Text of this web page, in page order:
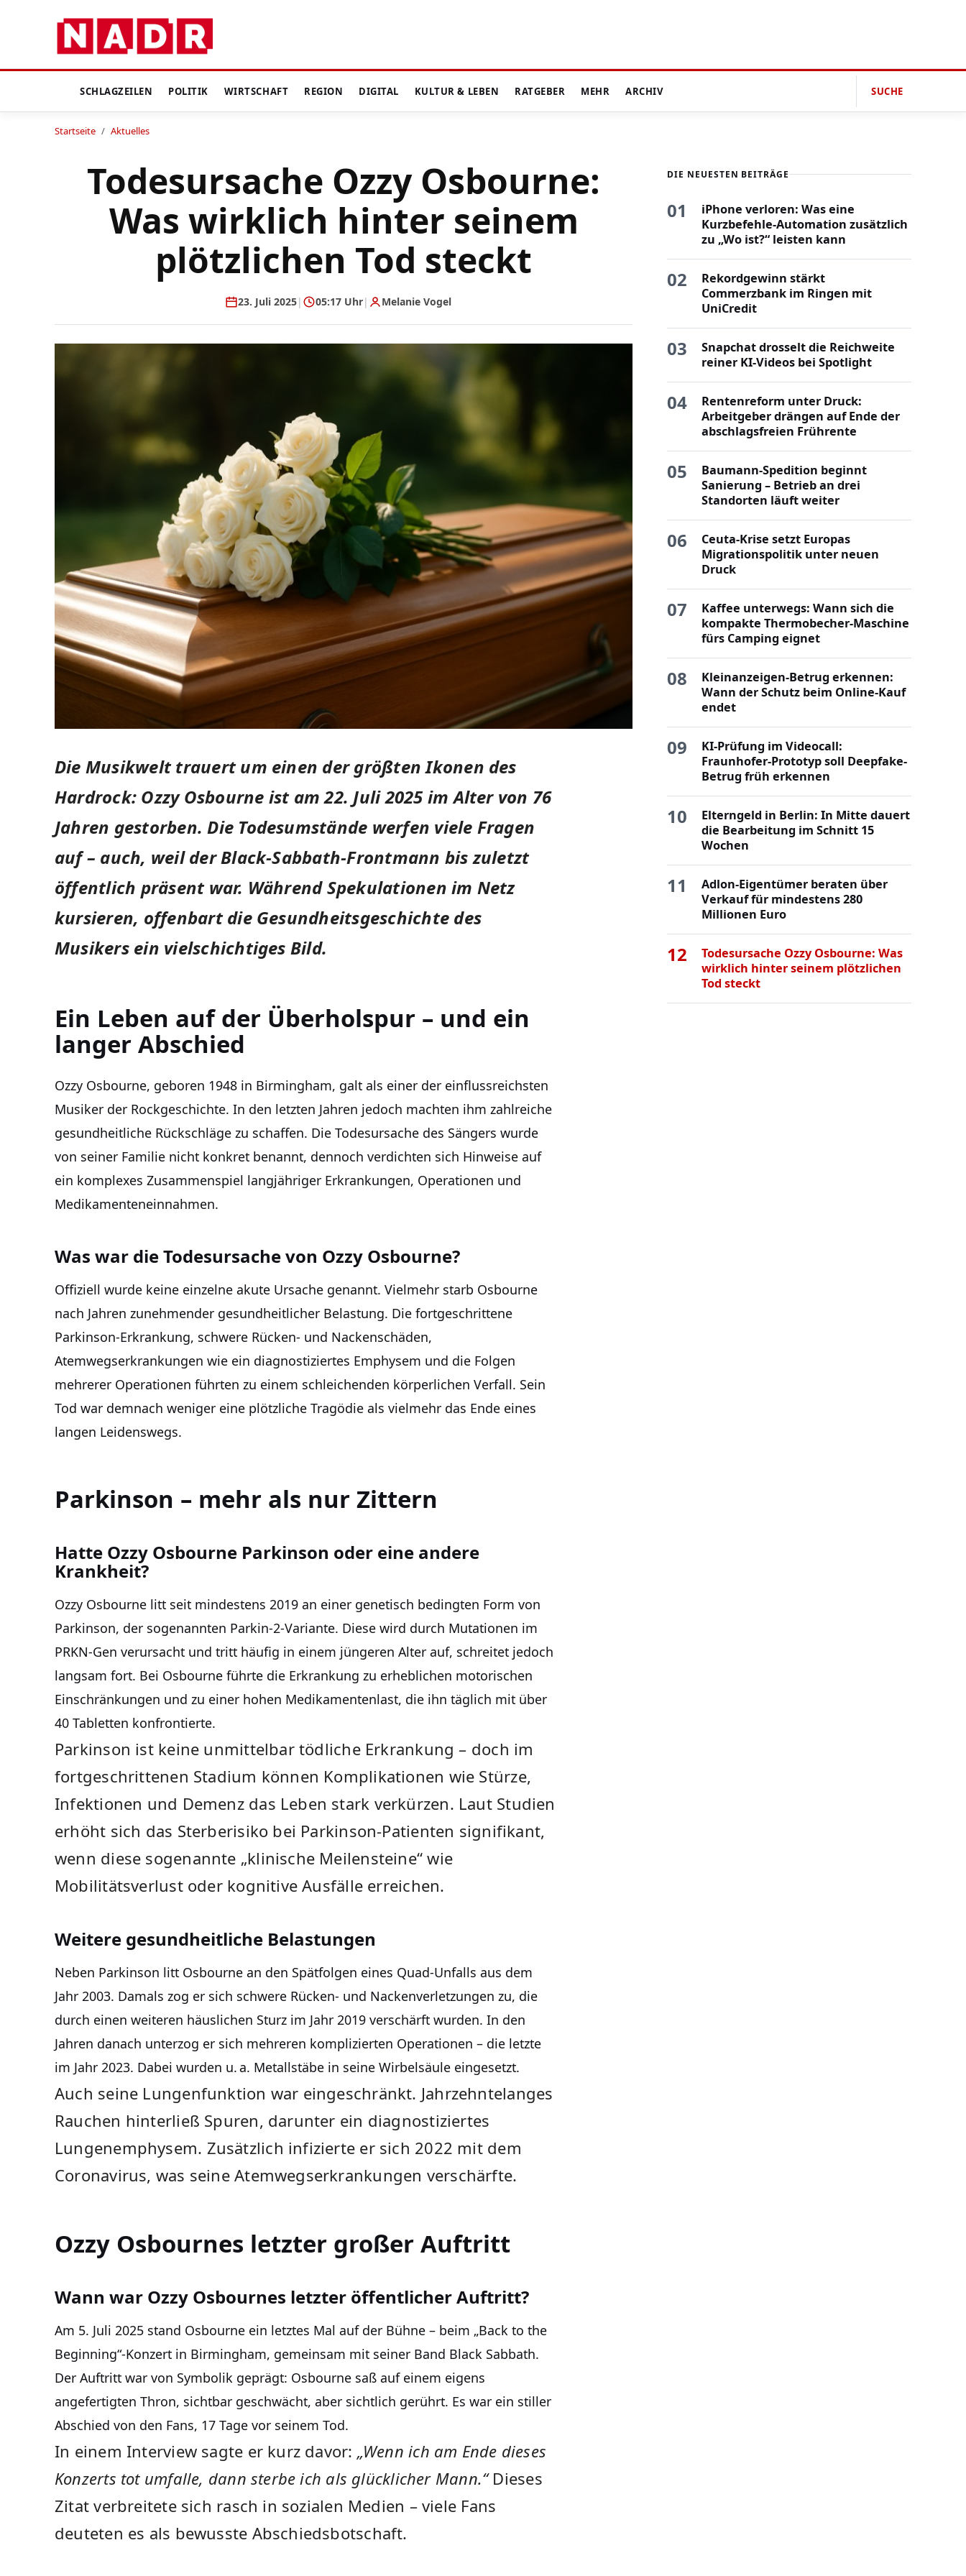
SCHLAGZEILEN POLITIK WIRTSCHAFT REGION DIGITAL KULTUR & LEBEN RATGEBER MEHR ARCHIV SUCHE
Startseite / Aktuelles
Todesursache Ozzy Osbourne:
Was wirklich hinter seinem
plötzlichen Tod steckt
23. Juli 2025| 05:17 Uhr| Melanie Vogel
Die Musikwelt trauert um einen der größten Ikonen des
Hardrock: Ozzy Osbourne ist am 22. Juli 2025 im Alter von 76
Jahren gestorben. Die Todesumstände werfen viele Fragen
auf – auch, weil der Black-Sabbath-Frontmann bis zuletzt
öffentlich präsent war. Während Spekulationen im Netz
kursieren, offenbart die Gesundheitsgeschichte des
Musikers ein vielschichtiges Bild.
Ein Leben auf der Überholspur – und ein
langer Abschied
Ozzy Osbourne, geboren 1948 in Birmingham, galt als einer der einflussreichsten
Musiker der Rockgeschichte. In den letzten Jahren jedoch machten ihm zahlreiche
gesundheitliche Rückschläge zu schaffen. Die Todesursache des Sängers wurde
von seiner Familie nicht konkret benannt, dennoch verdichten sich Hinweise auf
ein komplexes Zusammenspiel langjähriger Erkrankungen, Operationen und
Medikamenteneinnahmen.
Was war die Todesursache von Ozzy Osbourne?
Offiziell wurde keine einzelne akute Ursache genannt. Vielmehr starb Osbourne
nach Jahren zunehmender gesundheitlicher Belastung. Die fortgeschrittene
Parkinson-Erkrankung, schwere Rücken- und Nackenschäden,
Atemwegserkrankungen wie ein diagnostiziertes Emphysem und die Folgen
mehrerer Operationen führten zu einem schleichenden körperlichen Verfall. Sein
Tod war demnach weniger eine plötzliche Tragödie als vielmehr das Ende eines
langen Leidenswegs.
Parkinson – mehr als nur Zittern
Hatte Ozzy Osbourne Parkinson oder eine andere
Krankheit?
Ozzy Osbourne litt seit mindestens 2019 an einer genetisch bedingten Form von
Parkinson, der sogenannten Parkin-2-Variante. Diese wird durch Mutationen im
PRKN-Gen verursacht und tritt häufig in einem jüngeren Alter auf, schreitet jedoch
langsam fort. Bei Osbourne führte die Erkrankung zu erheblichen motorischen
Einschränkungen und zu einer hohen Medikamentenlast, die ihn täglich mit über
40 Tabletten konfrontierte.
Parkinson ist keine unmittelbar tödliche Erkrankung – doch im
fortgeschrittenen Stadium können Komplikationen wie Stürze,
Infektionen und Demenz das Leben stark verkürzen. Laut Studien
erhöht sich das Sterberisiko bei Parkinson-Patienten signifikant,
wenn diese sogenannte „klinische Meilensteine“ wie
Mobilitätsverlust oder kognitive Ausfälle erreichen.
Weitere gesundheitliche Belastungen
Neben Parkinson litt Osbourne an den Spätfolgen eines Quad-Unfalls aus dem
Jahr 2003. Damals zog er sich schwere Rücken- und Nackenverletzungen zu, die
durch einen weiteren häuslichen Sturz im Jahr 2019 verschärft wurden. In den
Jahren danach unterzog er sich mehreren komplizierten Operationen – die letzte
im Jahr 2023. Dabei wurden u. a. Metallstäbe in seine Wirbelsäule eingesetzt.
Auch seine Lungenfunktion war eingeschränkt. Jahrzehntelanges
Rauchen hinterließ Spuren, darunter ein diagnostiziertes
Lungenemphysem. Zusätzlich infizierte er sich 2022 mit dem
Coronavirus, was seine Atemwegserkrankungen verschärfte.
Ozzy Osbournes letzter großer Auftritt
Wann war Ozzy Osbournes letzter öffentlicher Auftritt?
Am 5. Juli 2025 stand Osbourne ein letztes Mal auf der Bühne – beim „Back to the
Beginning“-Konzert in Birmingham, gemeinsam mit seiner Band Black Sabbath.
Der Auftritt war von Symbolik geprägt: Osbourne saß auf einem eigens
angefertigten Thron, sichtbar geschwächt, aber sichtlich gerührt. Es war ein stiller
Abschied von den Fans, 17 Tage vor seinem Tod.
In einem Interview sagte er kurz davor: „Wenn ich am Ende dieses
Konzerts tot umfalle, dann sterbe ich als glücklicher Mann.“Dieses
Zitat verbreitete sich rasch in sozialen Medien – viele Fans
deuteten es als bewusste Abschiedsbotschaft.
DIE NEUESTEN BEITRÄGE
01
iPhone verloren: Was eine
Kurzbefehle-Automation zusätzlich
zu „Wo ist?“ leisten kann
02
Rekordgewinn stärkt
Commerzbank im Ringen mit
UniCredit
03
Snapchat drosselt die Reichweite
reiner KI-Videos bei Spotlight
04
Rentenreform unter Druck:
Arbeitgeber drängen auf Ende der
abschlagsfreien Frührente
05
Baumann-Spedition beginnt
Sanierung – Betrieb an drei
Standorten läuft weiter
06
Ceuta-Krise setzt Europas
Migrationspolitik unter neuen
Druck
07
Kaffee unterwegs: Wann sich die
kompakte Thermobecher-Maschine
fürs Camping eignet
08
Kleinanzeigen-Betrug erkennen:
Wann der Schutz beim Online-Kauf
endet
09
KI-Prüfung im Videocall:
Fraunhofer-Prototyp soll Deepfake-
Betrug früh erkennen
10
Elterngeld in Berlin: In Mitte dauert
die Bearbeitung im Schnitt 15
Wochen
11
Adlon-Eigentümer beraten über
Verkauf für mindestens 280
Millionen Euro
12
Todesursache Ozzy Osbourne: Was
wirklich hinter seinem plötzlichen
Tod steckt